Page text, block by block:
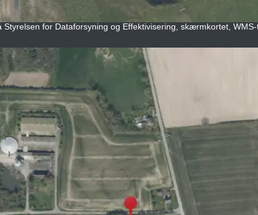
for Dataforsyning og Effektivisering, skærmkortet,